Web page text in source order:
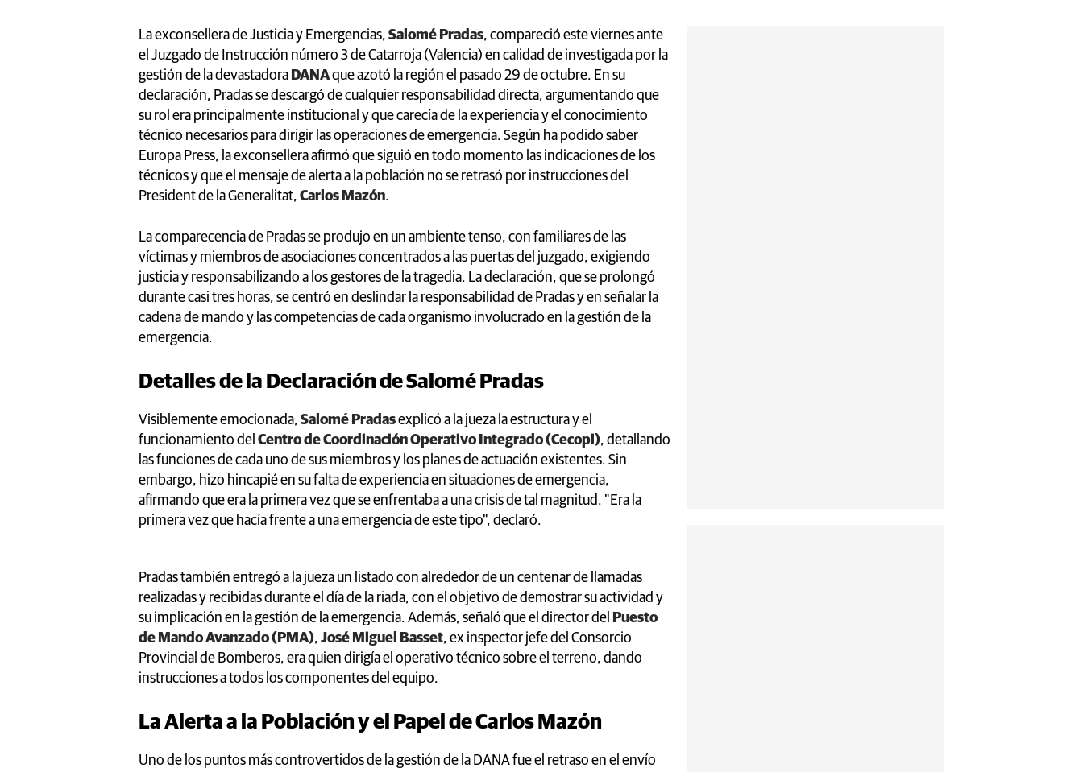
La exconsellera de Justicia y Emergencias, Salomé Pradas, compareció este viernes ante
el Juzgado de Instrucción número 3 de Catarroja (Valencia) en calidad de investigada por la
gestión de la devastadora DANAque azotó la región el pasado 29 de octubre. En su
declaración, Pradas se descargó de cualquier responsabilidad directa, argumentando que
su rol era principalmente institucional y que carecía de la experiencia y el conocimiento
técnico necesarios para dirigir las operaciones de emergencia. Según ha podido saber
Europa Press, la exconsellera afirmó que siguió en todo momento las indicaciones de los
técnicos y que el mensaje de alerta a la población no se retrasó por instrucciones del
President de la Generalitat, Carlos Mazón.
La comparecencia de Pradas se produjo en un ambiente tenso, con familiares de las
víctimas y miembros de asociaciones concentrados a las puertas del juzgado, exigiendo
justicia y responsabilizando a los gestores de la tragedia. La declaración, que se prolongó
durante casi tres horas, se centró en deslindar la responsabilidad de Pradas y en señalar la
cadena de mando y las competencias de cada organismo involucrado en la gestión de la
emergencia.
Detalles de la Declaración de Salomé Pradas
Visiblemente emocionada, Salomé Pradasexplicó a la jueza la estructura y el
funcionamiento del Centro de Coordinación Operativo Integrado (Cecopi), detallando
las funciones de cada uno de sus miembros y los planes de actuación existentes. Sin
embargo, hizo hincapié en su falta de experiencia en situaciones de emergencia,
afirmando que era la primera vez que se enfrentaba a una crisis de tal magnitud. "Era la
primera vez que hacía frente a una emergencia de este tipo", declaró.
Pradas también entregó a la jueza un listado con alrededor de un centenar de llamadas
realizadas y recibidas durante el día de la riada, con el objetivo de demostrar su actividad y
su implicación en la gestión de la emergencia. Además, señaló que el director del
Puesto
de Mando Avanzado (PMA), José Miguel Basset, ex inspector jefe del Consorcio
Provincial de Bomberos, era quien dirigía el operativo técnico sobre el terreno, dando
instrucciones a todos los componentes del equipo.
La Alerta a la Población y el Papel de Carlos Mazón
Uno de los puntos más controvertidos de la gestión de la DANA fue el retraso en el envío